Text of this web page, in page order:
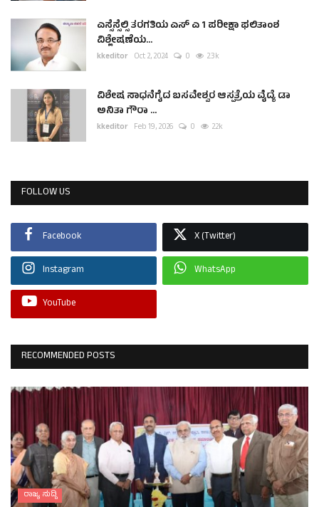
ಎಸ್ಸೆಸ್ಸೆಲ್ಸಿ ತರಗತಿಯ ಎಸ್ ಎ 1 ಪರೀಕ್ಷಾ ಫಲಿತಾಂಶ
ವಿಶ್ಲೇಷಣೆಯ...
kkeditor Oct 2, 2024 0 2.3k
ವಿಶೇಷ ಸಾಧನೆಗೈದ ಬಸವೇಶ್ವರ ಆಸ್ಪತ್ರೆಯ ವೈದ್ಯೆ ಡಾ
ಅನಿತಾ ಗೌರಾ ...
kkeditor Feb 19, 2026 0 2.2k
FOLLOW US
Facebook X (Twitter)
Instagram WhatsApp
YouTube
RECOMMENDED POSTS
ರಾಜ್ಯ ಸುದ್ದಿ